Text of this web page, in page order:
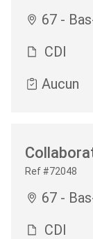
67 -
CDI
Aucun
Ref #72048
67 -
CDI